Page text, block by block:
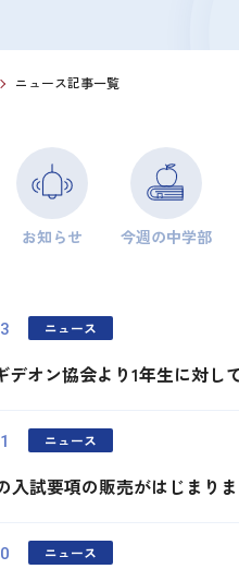
ニュース記事一覧
お知らせ 今週の中学部
ニュース
デオン協会より1年生に対し
ニュース
入試要項の販売がはじまりま
ニュース